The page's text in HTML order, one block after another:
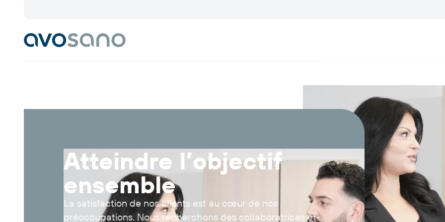
Atteindre l’objectif
ensemble
La satisfaction de nos clients est au cœur de nos
préoccupations. Nous recherchons des collaboratrices et